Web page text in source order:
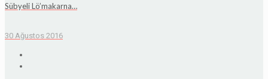
Sübyeli Lö’makarna…
30 Ağustos 2016